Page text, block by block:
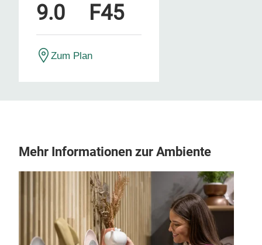
9.0 F45
Zum Plan
Mehr Informationen zur Ambiente